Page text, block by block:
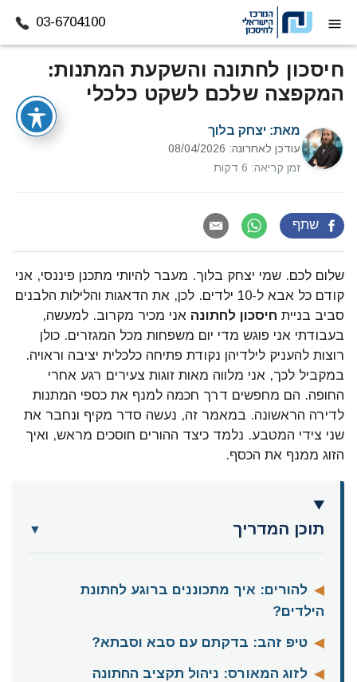
דלג לתוכן
03-6704100
חיסכון לחתונה והשקעת המתנות:
המקפצה שלכם לשקט כלכלי
מאת: יצחק בלוך
עודכן לאחרונה: 08/04/2026
זמן קריאה: 6 דקות
שתף
שלום לכם. שמי יצחק בלוך. מעבר להיותי מתכנן פיננסי, אני
קודם כל אבא ל-10 ילדים. לכן, את הדאגות והלילות הלבנים
סביב בניית חיסכון לחתונה אני מכיר מקרוב. למעשה,
בעבודתי אני פוגש מדי יום משפחות מכל המגזרים. כולן
רוצות להעניק לילדיהן נקודת פתיחה כלכלית יציבה וראויה.
במקביל לכך, אני מלווה מאות זוגות צעירים רגע אחרי
החופה. הם מחפשים דרך חכמה למנף את כספי המתנות
לדירה הראשונה. במאמר זה, נעשה סדר מקיף ונחבר את
שני צידי המטבע. נלמד כיצד ההורים חוסכים מראש, ואיך
הזוג ממנף את הכסף.
תוכן המדריך ▼
◀ להורים: איך מתכוננים ברוגע לחתונת
הילדים?
◀ טיפ זהב: בדקתם עם סבא וסבתא?
◀ לזוג המאורס: ניהול תקציב החתונה